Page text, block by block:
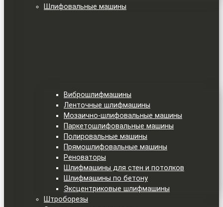
Шлифовальные машины
Виброшлифмашины
Ленточные шлифмашины
Мозаично-шлифовальные машины
Паркетошлифовальные машины
Полировальные машины
Прямошлифовальные машины
Реноваторы
Шлифмашины для стен и потолков
Шлифмашины по бетону
Эксцентриковые шлифмашины
Штроборезы